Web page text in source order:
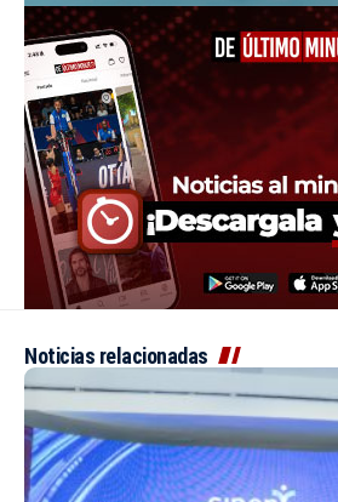
Noticias relacionadas